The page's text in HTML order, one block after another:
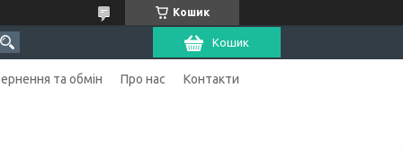
Кошик
Кошик
та обмін Про нас Контакти